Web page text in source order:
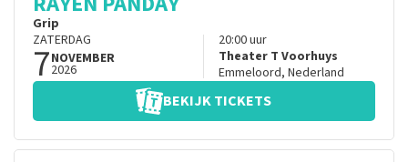
Grip
ZATERDAG
7NOVEMBER
2026
20:00uur
Theater T Voorhuys
Emmeloord, Nederland
BEKIJK TICKETS